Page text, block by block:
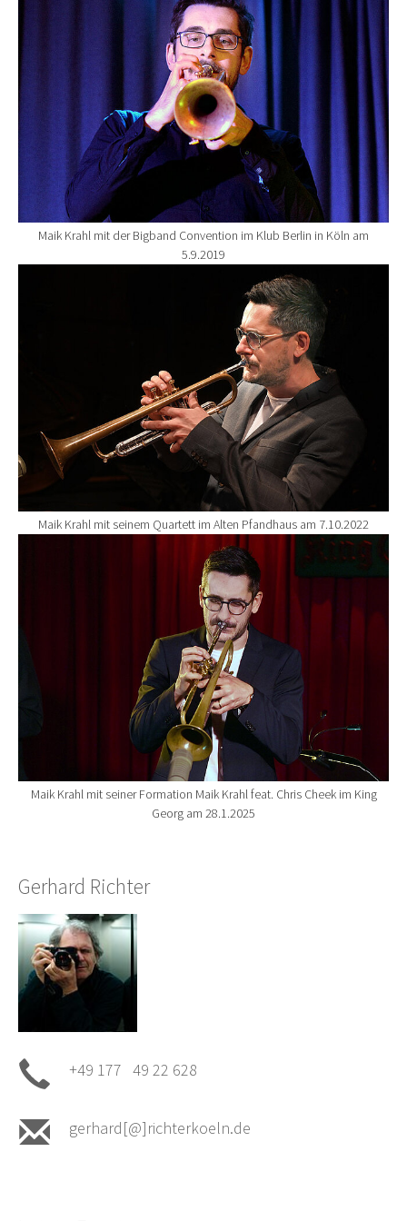
Maik Krahl mit der Bigband Convention im Klub Berlin in Köln am
5.9.2019
Maik Krahl mit seinem Quartett im Alten Pfandhaus am 7.10.2022
Maik Krahl mit seiner Formation Maik Krahl feat. Chris Cheek im King
Georg am 28.1.2025
Gerhard Richter
+49 177 49 22 628
gerhard[@]richterkoeln.de